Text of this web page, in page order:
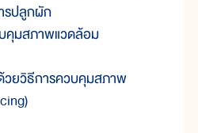
รปลูกผัก
คุมสภาพแวดล้อม
วิธีการควบคุมสภาพ